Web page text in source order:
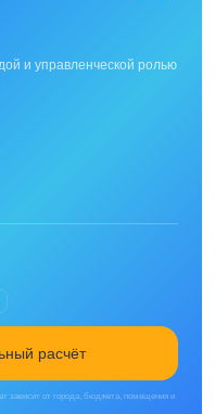
и управленческой ролью
расчёт
зависит от города, бюджета, помещения и